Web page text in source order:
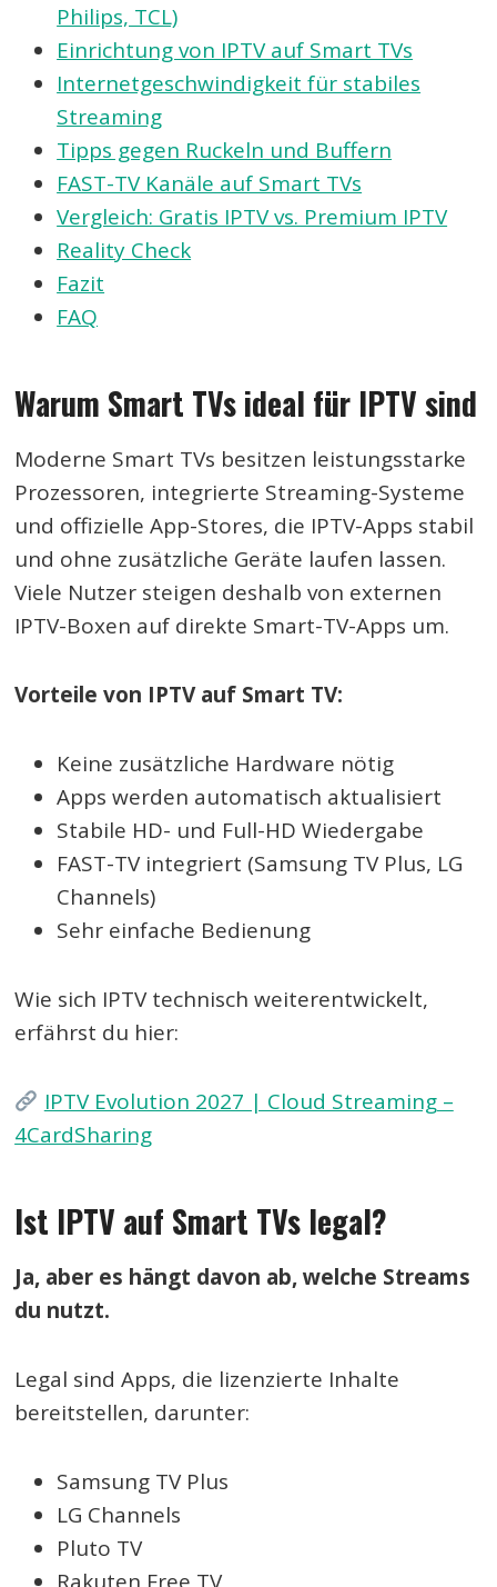
Philips, TCL)
Einrichtung von IPTV auf Smart TVs
Internetgeschwindigkeit für stabiles
Streaming
Tipps gegen Ruckeln und Buffern
FAST-TV Kanäle auf Smart TVs
Vergleich: Gratis IPTV vs. Premium IPTV
Reality Check
Fazit
FAQ
Warum Smart TVs ideal für IPTV sind
Moderne Smart TVs besitzen leistungsstarke
Prozessoren, integrierte Streaming-Systeme
und offizielle App-Stores, die IPTV-Apps stabil
und ohne zusätzliche Geräte laufen lassen.
Viele Nutzer steigen deshalb von externen
IPTV-Boxen auf direkte Smart-TV-Apps um.
Vorteile von IPTV auf Smart TV:
Keine zusätzliche Hardware nötig
Apps werden automatisch aktualisiert
Stabile HD- und Full-HD Wiedergabe
FAST-TV integriert (Samsung TV Plus, LG
Channels)
Sehr einfache Bedienung
Wie sich IPTV technisch weiterentwickelt,
erfährst du hier:
IPTV Evolution 2027 | Cloud Streaming –
4CardSharing
Ist IPTV auf Smart TVs legal?
Ja, aber es hängt davon ab, welche Streams
du nutzt.
Legal sind Apps, die lizenzierte Inhalte
bereitstellen, darunter:
Samsung TV Plus
LG Channels
Pluto TV